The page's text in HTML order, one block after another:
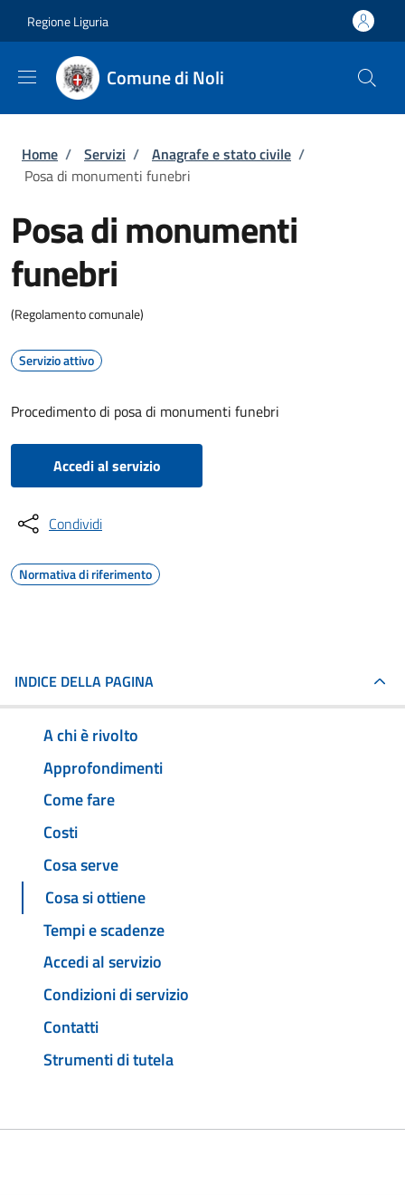
Regione Liguria
Comune di Noli
Briciole di pane
Home / Servizi / Anagrafe e stato civile /
Posa di monumenti funebri
Posa di monumenti
funebri
(Regolamento comunale)
Servizio attivo
Procedimento di posa di monumenti funebri
Accedi al servizio
Condividi
Normativa di riferimento
INDICE DELLA PAGINA
A chi è rivolto
Approfondimenti
Come fare
Costi
Cosa serve
Cosa si ottiene
Tempi e scadenze
Accedi al servizio
Condizioni di servizio
Contatti
Strumenti di tutela